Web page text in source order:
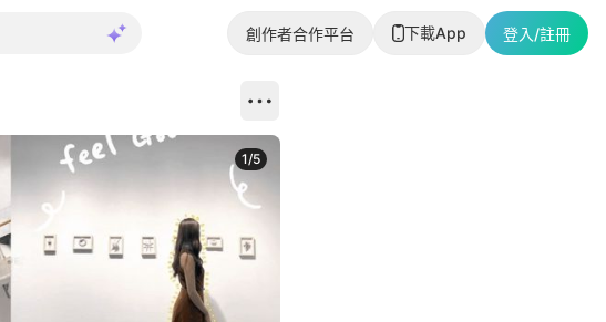
創作者合作平台 下載App 登入/註冊
1/5